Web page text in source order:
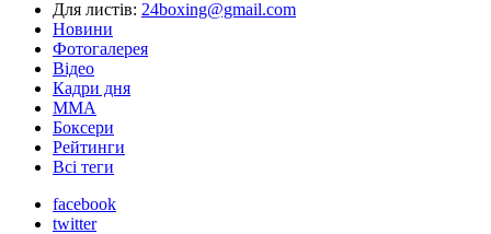
Для листів: 24boxing@gmail.com
Новини
Фотогалерея
Відео
Кадри дня
ММА
Боксери
Рейтинги
Всі теги
facebook
twitter